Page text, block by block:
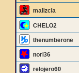
malizcia
CHELO2
thenumberone
nori36
relojero60